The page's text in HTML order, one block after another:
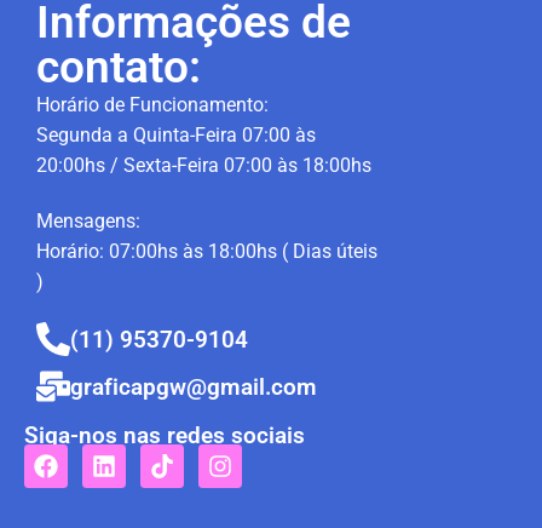
Informações de
contato:
Horário de Funcionamento:
Segunda a Quinta-Feira 07:00 às
20:00hs / Sexta-Feira 07:00 às 18:00hs
Mensagens:
Horário: 07:00hs às 18:00hs ( Dias úteis
)
(11) 95370-9104
graficapgw@gmail.com
Siga-nos nas redes sociais